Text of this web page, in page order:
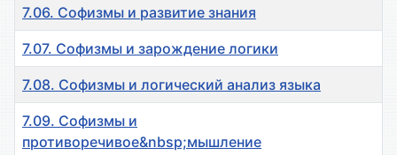
7.06. Софизмы и развитие знания
7.07. Софизмы и зарождение логики
7.08. Софизмы и логический анализ языка
7.09. Софизмы и
противоречивое&nbsp;мышление